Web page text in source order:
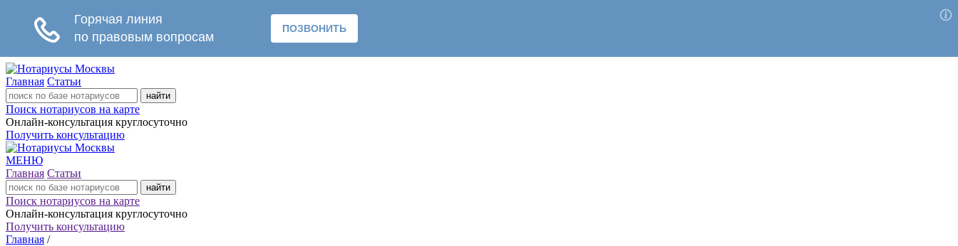
Главная Статьи
Поиск нотариусов на карте
Онлайн-консультация круглосуточно
Получить консультацию
МЕНЮ
Главная Статьи
Поиск нотариусов на карте
Онлайн-консультация круглосуточно
Получить консультацию
Главная /